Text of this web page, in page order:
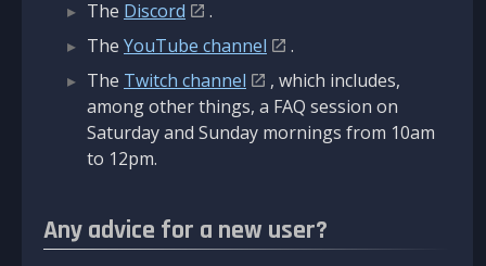
The Discord
.
The YouTube channel
.
The Twitch channel
, which includes,
among other things, a FAQ session on
Saturday and Sunday mornings from 10am
to 12pm.
Any advice for a new user?